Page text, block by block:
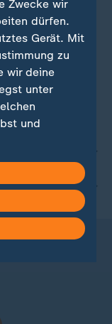
Zwecke wir
dürfen.
Gerät. Mit
zu
wir deine
unter
und
ändern.
unserer